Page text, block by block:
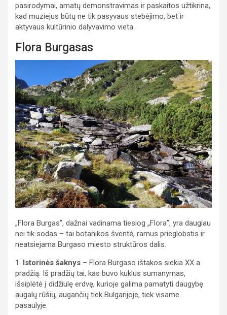
pasirodymai, amatų demonstravimas ir paskaitos užtikrina,
kad muziejus būtų ne tik pasyvaus stebėjimo, bet ir
aktyvaus kultūrinio dalyvavimo vieta.
Flora Burgasas
„Flora Burgas”, dažnai vadinama tiesiog „Flora”, yra daugiau
nei tik sodas – tai botanikos šventė, ramus prieglobstis ir
neatsiejama Burgaso miesto struktūros dalis.
1. Istorinės šaknys – Flora Burgaso ištakos siekia XX a.
pradžią. Iš pradžių tai, kas buvo kuklus sumanymas,
išsiplėtė į didžiulę erdvę, kurioje galima pamatyti daugybę
augalų rūšių, augančių tiek Bulgarijoje, tiek visame
pasaulyje.